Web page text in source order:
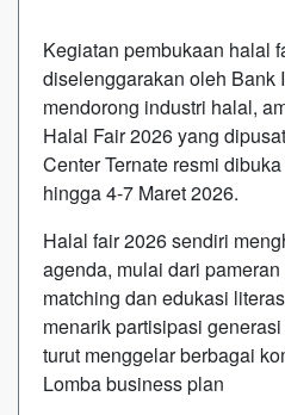
Kegiatan pembukaan halal
diselenggarakan oleh Bank
mendorong industri halal,
Halal Fair 2026 yang
Center Ternate resmi
hingga 4-7 Maret 2026.
Halal fair 2026 sendiri
agenda, mulai dari
matching dan edukasi
menarik partisipasi
turut menggelar berbagai
Lomba business plan